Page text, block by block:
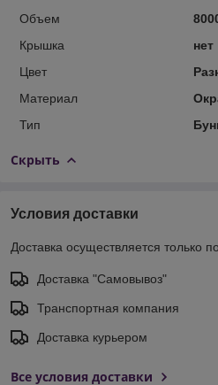
Объем
Крышка
нет
Цвет
Материал
Тип
Скрыть
Условия доставки
Доставка осуществляется только
Доставка "Самовывоз"
Транспортная компания
Доставка курьером
Все условия доставки